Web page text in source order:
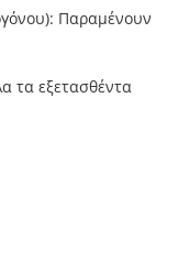
Παραμένουν
τα εξετασθέντα